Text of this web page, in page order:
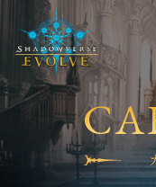
Q&A
EVENT